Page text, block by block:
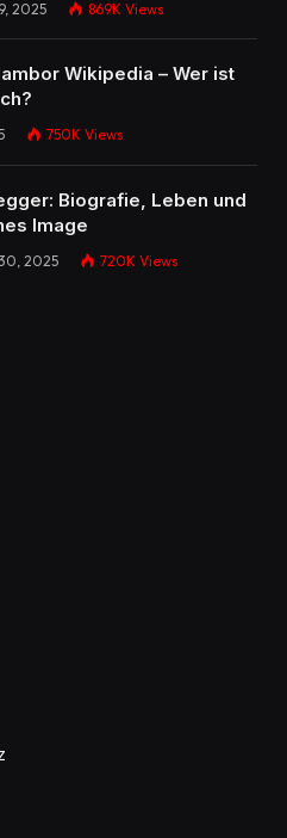
2025 869K Views
Wikipedia – Wer ist
750K Views
Biografie, Leben und
Image
2025 720K Views